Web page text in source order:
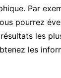
Par
pourrez
les
les